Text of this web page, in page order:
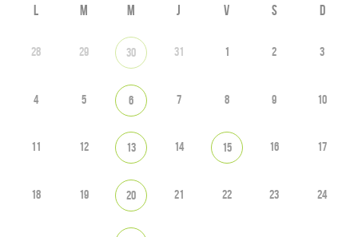
L M M J V S D
28 29 30 31 1 2 3
4 5 6 7 8 9 10
11 12 13 14 15 16 17
18 19 20 21 22 23 24